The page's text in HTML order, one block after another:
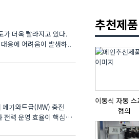
가 더욱 빨라지고 있다.
응에 어려움이 발생하..
가와트급(MW) 충전
전력 운영 효율이 핵심
추천제품
협의